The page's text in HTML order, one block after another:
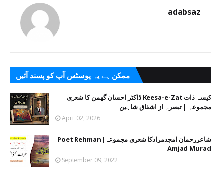
adabsaz
ممکن ہے یہ پوسٹس آپ کو پسند آئیں
کیسہ ذات Keesa-e-Zat ڈاکٹر احسان گھمن کا شعری
مجموعہ | تبصرہ از اشفاق شاہین
April 02, 2026
شاعررحمان امجدمرادکا شعری مجموعہ|Poet Rehman
Amjad Murad
September 09, 2022